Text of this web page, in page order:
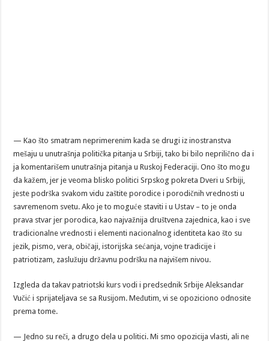
— Kao što smatram neprimerenim kada se drugi iz inostranstva
mešaju u unutrašnja politička pitanja u Srbiji, tako bi bilo neprilično da i
ja komentarišem unutrašnja pitanja u Ruskoj Federaciji. Ono što mogu
da kažem, jer je veoma blisko politici Srpskog pokreta Dveri u Srbiji,
jeste podrška svakom vidu zaštite porodice i porodičnih vrednosti u
savremenom svetu. Ako je to moguće staviti i u Ustav – to je onda
prava stvar jer porodica, kao najvažnija društvena zajednica, kao i sve
tradicionalne vrednosti i elementi nacionalnog identiteta kao što su
jezik, pismo, vera, običaji, istorijska sećanja, vojne tradicije i
patriotizam, zaslužuju državnu podršku na najvišem nivou.
Izgleda da takav patriotski kurs vodi i predsednik Srbije Aleksandar
Vučić i sprijateljava se sa Rusijom. Međutim, vi se opoziciono odnosite
prema tome.
— Jedno su reči, a drugo dela u politici. Mi smo opozicija vlasti, ali ne